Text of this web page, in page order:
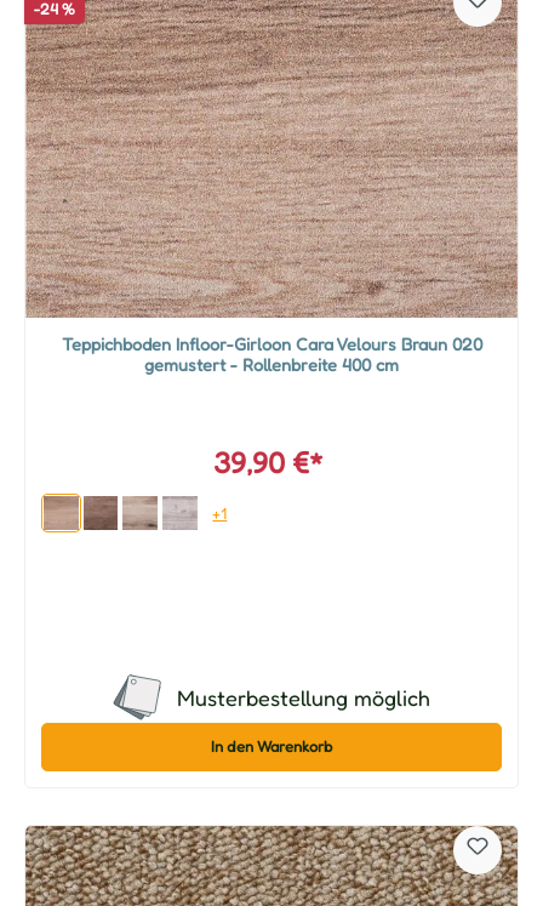
-24 %
Teppichboden Infloor-Girloon Cara Velours Braun 020
gemustert - Rollenbreite 400 cm
39,90 €*
+1
Musterbestellung möglich
In den Warenkorb